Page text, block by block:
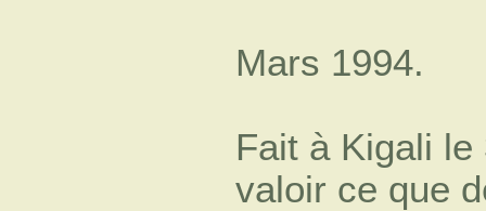
Mars 1994.
Fait à Kigali
valoir ce que